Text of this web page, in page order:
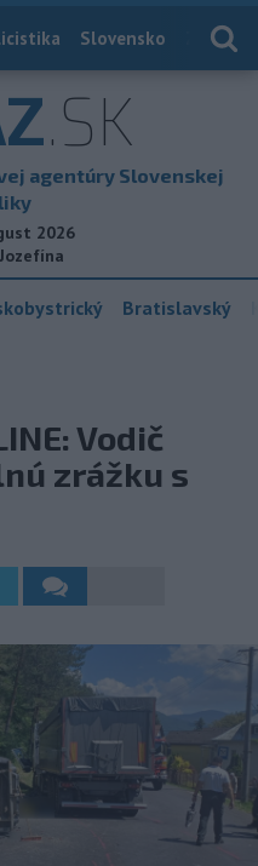
Slovensko
.SK
agentúry Slovenskej
2026
Jozefína
Bratislavský
Vodič
zrážku s